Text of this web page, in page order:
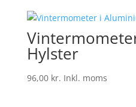
Hylster
96,00 kr. Inkl. moms